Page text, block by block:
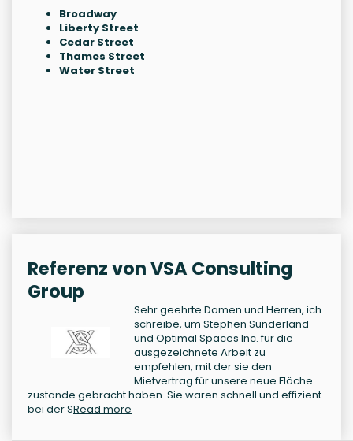
Broadway
Liberty Street
Cedar Street
Thames Street
Water Street
Referenz von VSA Consulting
Group
Sehr geehrte Damen und Herren, ich
schreibe, um Stephen Sunderland
und Optimal Spaces Inc. für die
ausgezeichnete Arbeit zu
empfehlen, mit der sie den
Mietvertrag für unsere neue Fläche
zustande gebracht haben. Sie waren schnell und effizient
bei der SRead more